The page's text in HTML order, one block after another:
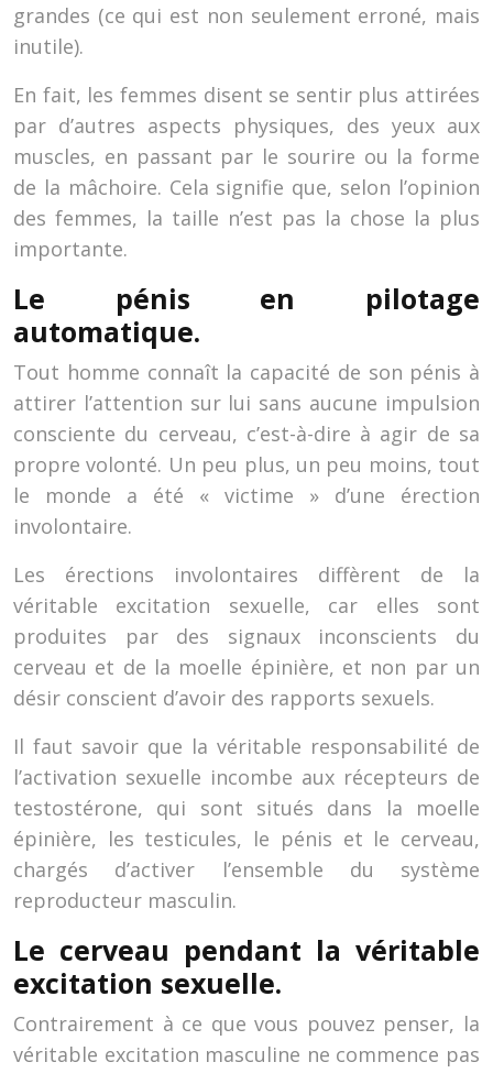
grandes (ce qui est non seulement erroné, mais
inutile).
En fait, les femmes disent se sentir plus attirées
par d’autres aspects physiques, des yeux aux
muscles, en passant par le sourire ou la forme
de la mâchoire. Cela signifie que, selon l’opinion
des femmes, la taille n’est pas la chose la plus
importante.
Le pénis en pilotage
automatique.
Tout homme connaît la capacité de son pénis à
attirer l’attention sur lui sans aucune impulsion
consciente du cerveau, c’est-à-dire à agir de sa
propre volonté. Un peu plus, un peu moins, tout
le monde a été « victime » d’une érection
involontaire.
Les érections involontaires diffèrent de la
véritable excitation sexuelle, car elles sont
produites par des signaux inconscients du
cerveau et de la moelle épinière, et non par un
désir conscient d’avoir des rapports sexuels.
Il faut savoir que la véritable responsabilité de
l’activation sexuelle incombe aux récepteurs de
testostérone, qui sont situés dans la moelle
épinière, les testicules, le pénis et le cerveau,
chargés d’activer l’ensemble du système
reproducteur masculin.
Le cerveau pendant la véritable
excitation sexuelle.
Contrairement à ce que vous pouvez penser, la
véritable excitation masculine ne commence pas